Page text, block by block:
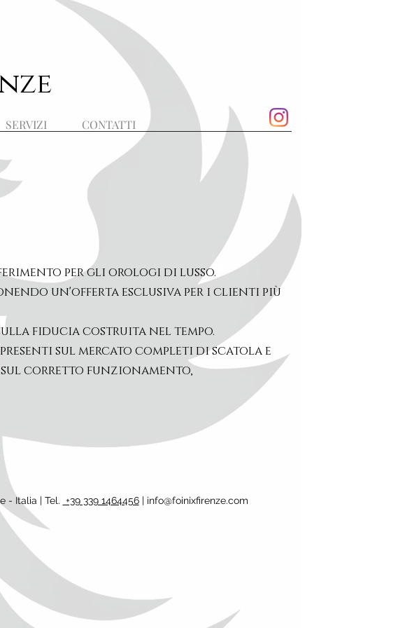
SERVIZI CONTATTI
per gli orologi di lusso.
un'offerta esclusiva per i clienti più
fiducia costruita nel tempo.
sul mercato completi di scatola e
sul corretto funzionamento,
- Italia | Tel. +39 339 1464456| info@foinixfirenze.com